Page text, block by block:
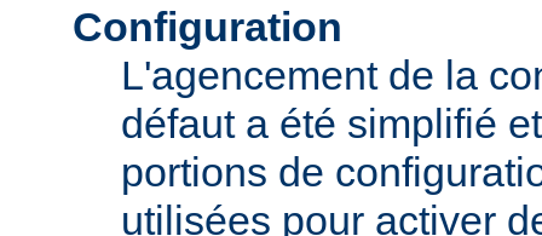
Configuration
L'agencement de la
défaut a été simplifié
portions de
utilisées pour activer